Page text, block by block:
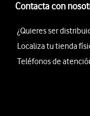
Contacta con
¿Quieres ser
Localiza tu tienda
Teléfonos de